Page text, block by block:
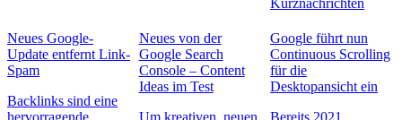
Neues Google-
Update entfernt Link-
Spam
Backlinks sind eine
hervorragende
Neues von der
Google Search
Console – Content
Ideas im Test
Um kreativen, neuen
Google führt nun
Continuous Scrolling
für die
Desktopansicht ein
Bereits 2021